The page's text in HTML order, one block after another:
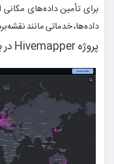
برای تأمین داده‌های
داده‌ها، خدماتی مانند
پروژه Hivemapper در بخش موقعیت‌یابی